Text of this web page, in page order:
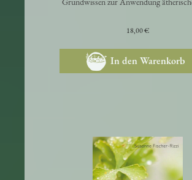
Grundwissen zur Anwendung
18,00 €
In den Warenkorb